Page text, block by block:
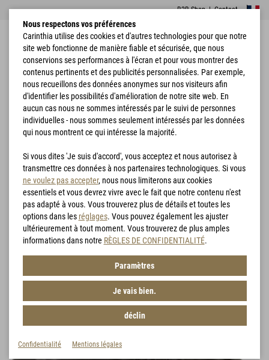
B2B Shop|Contact
Accueil Vêtements Pantalon LIG 4.0 Trousers
Nous respectons vos préférences
Carinthia utilise des cookies et d'autres technologies pour que notre
site web fonctionne de manière fiable et sécurisée, que nous
conservions ses performances à l'écran et pour vous montrer des
contenus pertinents et des publicités personnalisées. Par exemple,
nous recueillons des données anonymes sur nos visiteurs afin
d'identifier les possibilités d'amélioration de notre site web. En
aucun cas nous ne sommes intéressés par le suivi de personnes
individuelles - nous sommes seulement intéressés par les données
qui nous montrent ce qui intéresse la majorité.
Si vous dites 'Je suis d'accord', vous acceptez et nous autorisez à
transmettre ces données à nos partenaires technologiques. Si vous
ne voulez pas accepter, nous nous limiterons aux cookies
essentiels et vous devrez vivre avec le fait que notre contenu n'est
pas adapté à vous. Vous trouverez plus de détails et toutes les
options dans les réglages. Vous pouvez également les ajuster
ultérieurement à tout moment. Vous trouverez de plus amples
informations dans notre RÈGLES DE CONFIDENTIALITÉ.
Paramètres
Je vais bien.
déclin
Confidentialité Mentions légales